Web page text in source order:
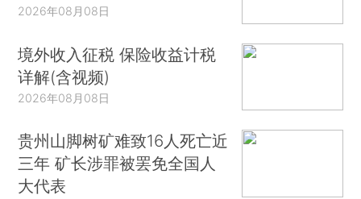
2026年08月08日
境外收入征税 保险收益计税
详解(含视频)
2026年08月08日
贵州山脚树矿难致16人死亡近
三年 矿长涉罪被罢免全国人
大代表